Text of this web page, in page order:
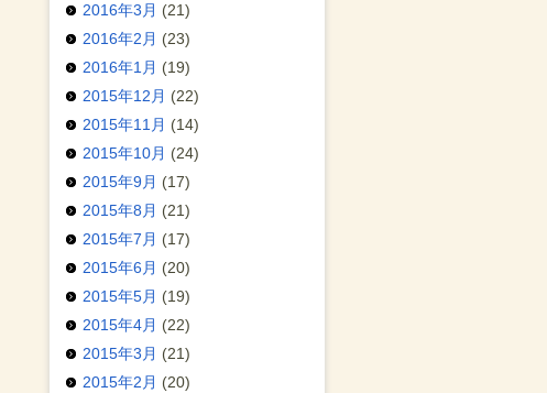
2016年3月 (21)
2016年2月 (23)
2016年1月 (19)
2015年12月 (22)
2015年11月 (14)
2015年10月 (24)
2015年9月 (17)
2015年8月 (21)
2015年7月 (17)
2015年6月 (20)
2015年5月 (19)
2015年4月 (22)
2015年3月 (21)
2015年2月 (20)